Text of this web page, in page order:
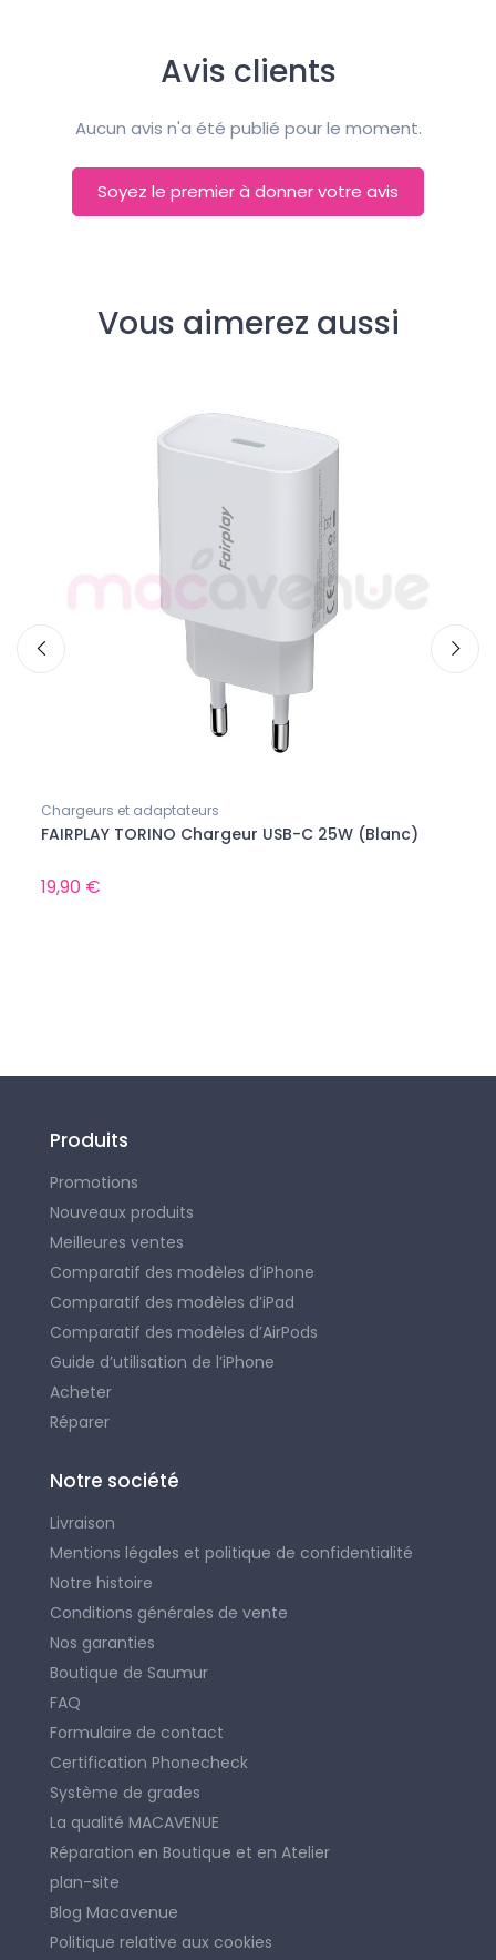
Vous aimerez aussi
Chargeurs et adaptateurs
FAIRPLAY TORINO Chargeur USB-C 25W (Blanc)
19,90 €
Avis clients
Aucun avis n'a été publié pour le moment.
Soyez le premier à donner votre avis
Produits
Promotions
Nouveaux produits
Meilleures ventes
Comparatif des modèles d’iPhone
Comparatif des modèles d’iPad
Comparatif des modèles d’AirPods
Guide d’utilisation de l’iPhone
Acheter
Réparer
Notre société
Livraison
Mentions légales et politique de confidentialité
Notre histoire
Conditions générales de vente
Nos garanties
Boutique de Saumur
FAQ
Formulaire de contact
Certification Phonecheck
Système de grades
La qualité MACAVENUE
Réparation en Boutique et en Atelier
plan-site
Blog Macavenue
Politique relative aux cookies